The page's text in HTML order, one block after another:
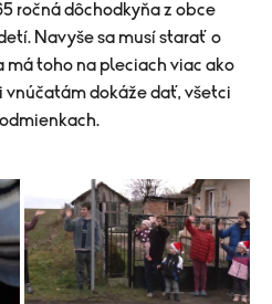
ročná dôchodkyňa z obce
Navyše sa musí starať o
má toho na pleciach viac ako
dokáže dať, všetci